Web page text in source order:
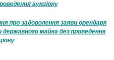
аукціону
про задоволення заяви орендаря
майна без проведення